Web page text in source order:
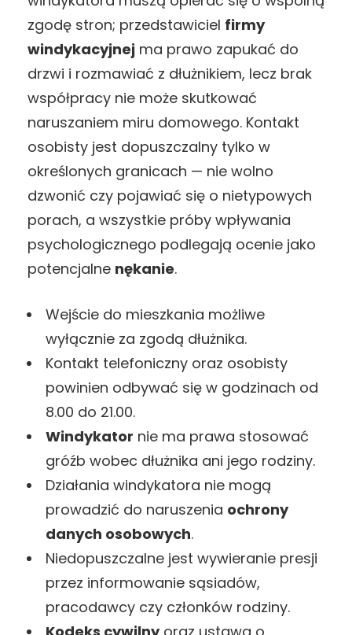
zgodę stron; przedstawiciel firmy
windykacyjnej ma prawo zapukać do
drzwi i rozmawiać z dłużnikiem, lecz brak
współpracy nie może skutkować
naruszaniem miru domowego. Kontakt
osobisty jest dopuszczalny tylko w
określonych granicach — nie wolno
dzwonić czy pojawiać się o nietypowych
porach, a wszystkie próby wpływania
psychologicznego podlegają ocenie jako
potencjalne nękanie.
Wejście do mieszkania możliwe
wyłącznie za zgodą dłużnika.
Kontakt telefoniczny oraz osobisty
powinien odbywać się w godzinach od
8.00 do 21.00.
Windykator nie ma prawa stosować
gróźb wobec dłużnika ani jego rodziny.
Działania windykatora nie mogą
prowadzić do naruszenia ochrony
danych osobowych.
Niedopuszczalne jest wywieranie presji
przez informowanie sąsiadów,
pracodawcy czy członków rodziny.
Kodeks cywilnyoraz ustawa o